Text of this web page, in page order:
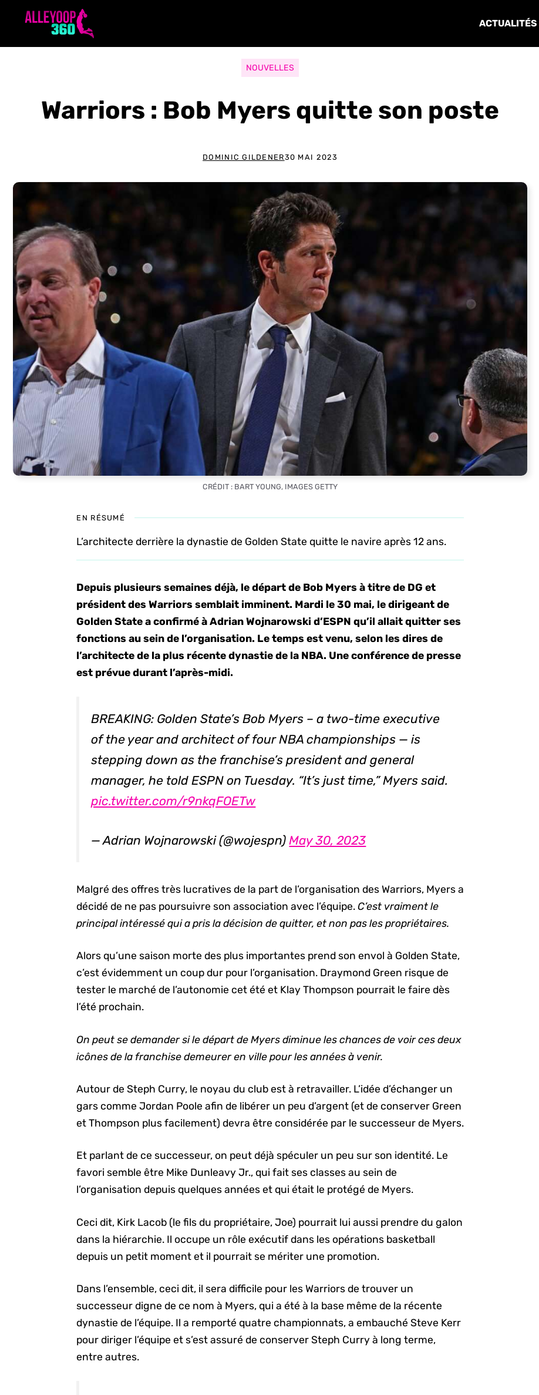
ACTUALITÉS
NOUVELLES
Warriors : Bob Myers quitte son poste
DOMINIC GILDENER30 MAI 2023
CRÉDIT : BART YOUNG, IMAGES GETTY
EN RÉSUMÉ
L’architecte derrière la dynastie de Golden State quitte le navire après 12 ans.
Depuis plusieurs semaines déjà, le départ de Bob Myers à titre de DG et
président des Warriors semblait imminent. Mardi le 30 mai, le dirigeant de
Golden State a confirmé à Adrian Wojnarowski d’ESPN qu’il allait quitter ses
fonctions au sein de l’organisation. Le temps est venu, selon les dires de
l’architecte de la plus récente dynastie de la NBA. Une conférence de presse
est prévue durant l’après-midi.
BREAKING: Golden State’s Bob Myers – a two-time executive
of the year and architect of four NBA championships — is
stepping down as the franchise’s president and general
manager, he told ESPN on Tuesday. “It’s just time,” Myers said.
pic.twitter.com/r9nkqFOETw
— Adrian Wojnarowski (@wojespn)May 30, 2023
Malgré des offres très lucratives de la part de l’organisation des Warriors, Myers a
décidé de ne pas poursuivre son association avec l’équipe.C’est vraiment le
principal intéressé qui a pris la décision de quitter, et non pas les propriétaires.
Alors qu’une saison morte des plus importantes prend son envol à Golden State,
c’est évidemment un coup dur pour l’organisation. Draymond Green risque de
tester le marché de l’autonomie cet été et Klay Thompson pourrait le faire dès
l’été prochain.
On peut se demander si le départ de Myers diminue les chances de voir ces deux
icônes de la franchise demeurer en ville pour les années à venir.
Autour de Steph Curry, le noyau du club est à retravailler. L’idée d’échanger un
gars comme Jordan Poole afin de libérer un peu d’argent (et de conserver Green
et Thompson plus facilement) devra être considérée par le successeur de Myers.
Et parlant de ce successeur, on peut déjà spéculer un peu sur son identité. Le
favori semble être Mike Dunleavy Jr., qui fait ses classes au sein de
l’organisation depuis quelques années et qui était le protégé de Myers.
Ceci dit, Kirk Lacob (le fils du propriétaire, Joe) pourrait lui aussi prendre du galon
dans la hiérarchie. Il occupe un rôle exécutif dans les opérations basketball
depuis un petit moment et il pourrait se mériter une promotion.
Dans l’ensemble, ceci dit, il sera difficile pour les Warriors de trouver un
successeur digne de ce nom à Myers, qui a été à la base même de la récente
dynastie de l’équipe. Il a remporté quatre championnats, a embauché Steve Kerr
pour diriger l’équipe et s’est assuré de conserver Steph Curry à long terme,
entre autres.